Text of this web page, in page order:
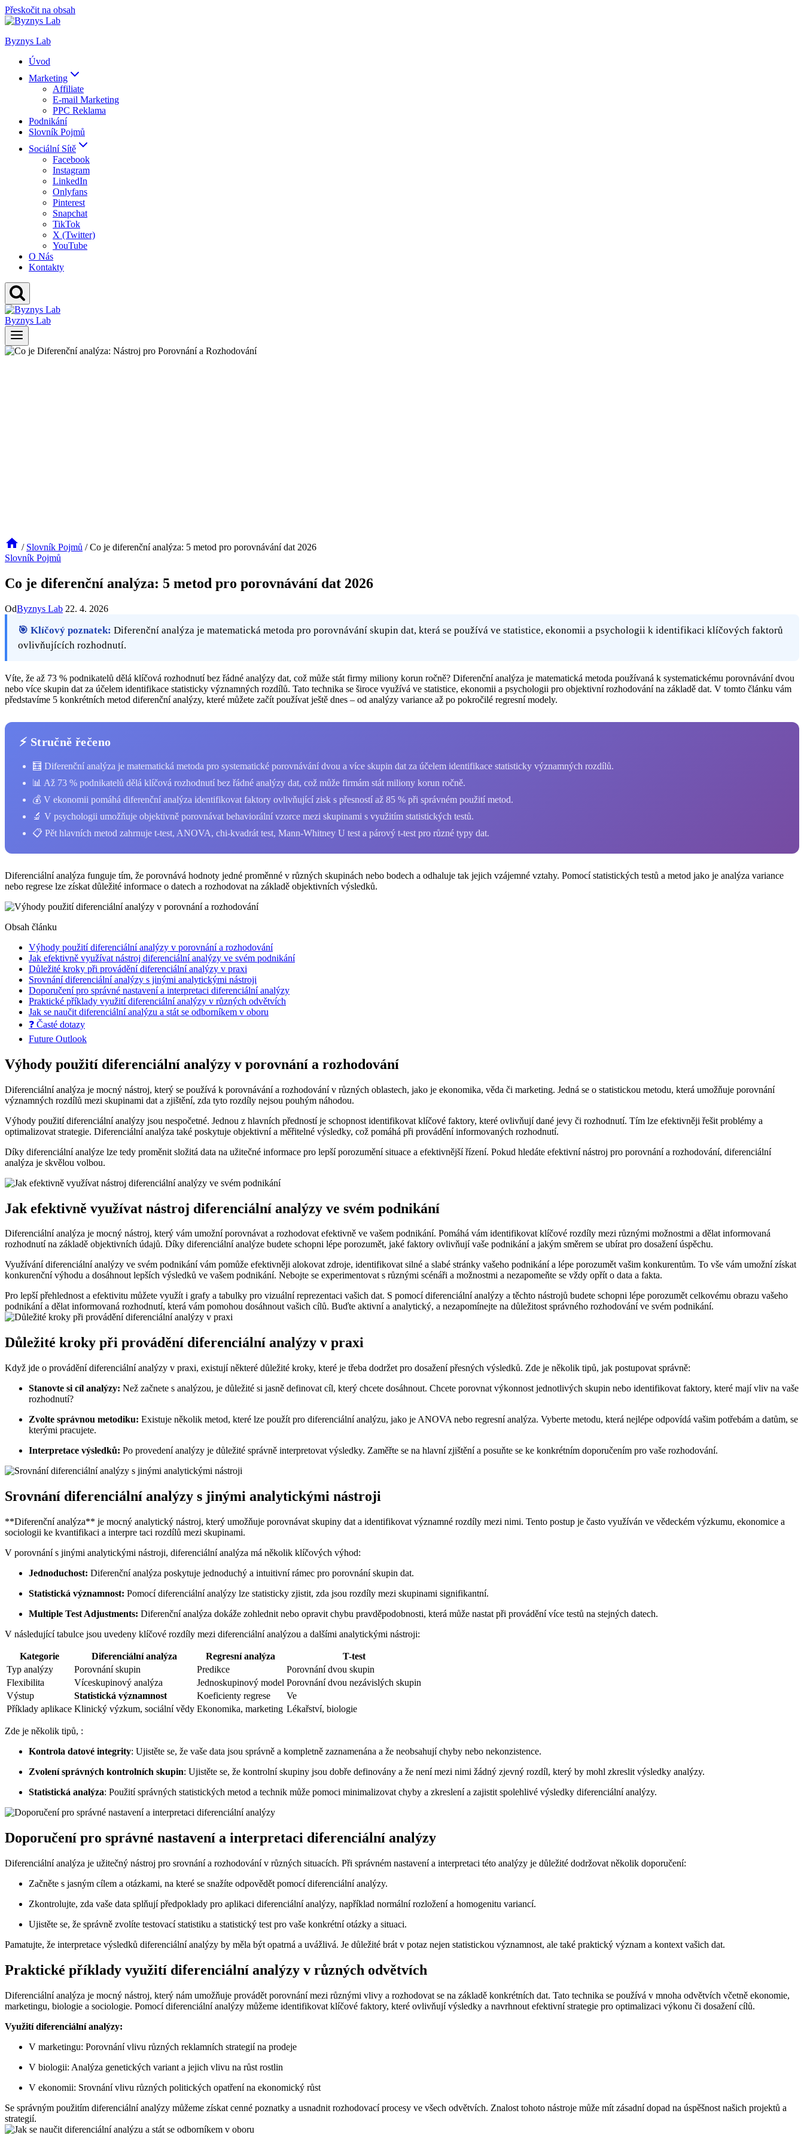
Přeskočit na obsah
Byznys Lab
Úvod
Marketing
Affiliate
E-mail Marketing
PPC Reklama
Podnikání
Slovník Pojmů
Sociální Sítě
Facebook
Instagram
LinkedIn
Onlyfans
Pinterest
Snapchat
TikTok
X (Twitter)
YouTube
O Nás
Kontakty
Byznys Lab
/ Slovník Pojmů / Co je diferenční analýza: 5 metod pro porovnávání dat 2026
Slovník Pojmů
Co je diferenční analýza: 5 metod pro porovnávání dat 2026
OdByznys Lab 22. 4. 2026
🎯 Klíčový poznatek: Diferenční analýza je matematická metoda pro porovnávání skupin dat, která se používá ve statistice, ekonomii a psychologii k identifikaci klíčových faktorů
ovlivňujících rozhodnutí.
Víte, že až 73 % podnikatelů dělá klíčová rozhodnutí bez řádné analýzy dat, což může stát firmy miliony korun ročně? Diferenční analýza je matematická metoda používaná k systematickému porovnávání dvou
nebo více skupin dat za účelem identifikace statisticky významných rozdílů. Tato technika se široce využívá ve statistice, ekonomii a psychologii pro objektivní rozhodování na základě dat. V tomto článku vám
představíme 5 konkrétních metod diferenční analýzy, které můžete začít používat ještě dnes – od analýzy variance až po pokročilé regresní modely.
⚡ Stručně řečeno
🧮 Diferenční analýza je matematická metoda pro systematické porovnávání dvou a více skupin dat za účelem identifikace statisticky významných rozdílů.
📊 Až 73 % podnikatelů dělá klíčová rozhodnutí bez řádné analýzy dat, což může firmám stát miliony korun ročně.
💰 V ekonomii pomáhá diferenční analýza identifikovat faktory ovlivňující zisk s přesností až 85 % při správném použití metod.
🔬 V psychologii umožňuje objektivně porovnávat behaviorální vzorce mezi skupinami s využitím statistických testů.
📋 Pět hlavních metod zahrnuje t-test, ANOVA, chi-kvadrát test, Mann-Whitney U test a párový t-test pro různé typy dat.
Diferenciální analýza funguje tím, že porovnává hodnoty jedné proměnné v různých skupinách nebo bodech a odhaluje tak jejich vzájemné vztahy. Pomocí statistických testů a metod jako je analýza variance
nebo regrese lze získat důležité informace o datech a rozhodovat na základě objektivních výsledků.
Obsah článku
Výhody použití diferenciální analýzy v porovnání a rozhodování
Jak efektivně využívat nástroj diferenciální analýzy ve svém podnikání
Důležité kroky při provádění diferenciální analýzy v praxi
Srovnání diferenciální analýzy s jinými analytickými nástroji
Doporučení pro správné nastavení a interpretaci diferenciální analýzy
Praktické příklady využití diferenciální analýzy v různých odvětvích
Jak se naučit diferenciální analýzu a stát se odborníkem v oboru
❓ Časté dotazy
Future Outlook
Výhody použití diferenciální analýzy v porovnání a rozhodování
Diferenciální analýza je mocný nástroj, který se používá k porovnávání a rozhodování v různých oblastech, jako je ekonomika, věda či marketing. Jedná se o statistickou metodu, která umožňuje porovnání
významných rozdílů mezi skupinami dat a zjištění, zda tyto rozdíly nejsou pouhým náhodou.
Výhody použití diferenciální analýzy jsou nespočetné. Jednou z hlavních předností je schopnost identifikovat klíčové faktory, které ovlivňují dané jevy či rozhodnutí. Tím lze efektivněji řešit problémy a
optimalizovat strategie. Diferenciální analýza také poskytuje objektivní a měřitelné výsledky, což pomáhá při provádění informovaných rozhodnutí.
Díky diferenciální analýze lze tedy proměnit složitá data na užitečné informace pro lepší porozumění situace a efektivnější řízení. Pokud hledáte efektivní nástroj pro porovnání a rozhodování, diferenciální
analýza je skvělou volbou.
Jak efektivně využívat nástroj diferenciální analýzy ve svém podnikání
Diferenciální analýza je mocný nástroj, který vám umožní porovnávat a rozhodovat efektivně ve vašem podnikání. Pomáhá vám identifikovat klíčové rozdíly mezi různými možnostmi a dělat informovaná
rozhodnutí na základě objektivních údajů. Díky diferenciální analýze budete schopni lépe porozumět, jaké faktory ovlivňují vaše podnikání a jakým směrem se ubírat pro dosažení úspěchu.
Využívání diferenciální analýzy ve svém podnikání vám pomůže efektivněji alokovat zdroje, identifikovat silné a slabé stránky vašeho podnikání a lépe porozumět vašim konkurentům. To vše vám umožní získat
konkurenční výhodu a dosáhnout lepších výsledků ve vašem podnikání. Nebojte se experimentovat s různými scénáři a možnostmi a nezapomeňte se vždy opřít o data a fakta.
Pro lepší přehlednost a efektivitu můžete využít i grafy a tabulky pro vizuální reprezentaci vašich dat. S pomocí diferenciální analýzy a těchto nástrojů budete schopni lépe porozumět celkovému obrazu vašeho
podnikání a dělat informovaná rozhodnutí, která vám pomohou dosáhnout vašich cílů. Buďte aktivní a analytický, a nezapomínejte na důležitost správného rozhodování ve svém podnikání.
Důležité kroky při provádění diferenciální analýzy v praxi
Když jde o provádění diferenciální analýzy v praxi, existují některé důležité kroky, které je třeba dodržet pro dosažení přesných výsledků. Zde je několik tipů, jak postupovat správně:
Stanovte si cíl analýzy: Než začnete s analýzou, je důležité si jasně definovat cíl, který chcete dosáhnout. Chcete porovnat výkonnost jednotlivých skupin nebo identifikovat faktory, které mají vliv na vaše
rozhodnutí?
Zvolte správnou metodiku: Existuje několik metod, které lze použít pro diferenciální analýzu, jako je ANOVA nebo regresní analýza. Vyberte metodu, která nejlépe odpovídá vašim potřebám a datům, se
kterými pracujete.
Interpretace výsledků: Po provedení analýzy je důležité správně interpretovat výsledky. Zaměřte se na hlavní zjištění a posuňte se ke konkrétním doporučením pro vaše rozhodování.
Srovnání diferenciální analýzy s jinými analytickými nástroji
**Diferenční analýza** je mocný analytický nástroj, který umožňuje porovnávat skupiny dat a identifikovat významné rozdíly mezi nimi. Tento postup je často využíván ve vědeckém výzkumu, ekonomice a
sociologii ke kvantifikaci a interpre taci rozdílů mezi skupinami.
V porovnání s jinými analytickými nástroji, diferenciální analýza má několik klíčových výhod:
Jednoduchost: Diferenční analýza poskytuje jednoduchý a intuitivní rámec pro porovnání skupin dat.
Statistická významnost: Pomocí diferenciální analýzy lze statisticky zjistit, zda jsou rozdíly mezi skupinami signifikantní.
Multiple Test Adjustments: Diferenční analýza dokáže zohlednit nebo opravit chybu pravděpodobnosti, která může nastat při provádění více testů na stejných datech.
V následující tabulce jsou uvedeny klíčové rozdíly mezi diferenciální analýzou a dalšími analytickými nástroji:
Kategorie Diferenciální analýza Regresní analýza
T-test
Typ analýzy
Porovnání skupin Predikce
Porovnání dvou skupin
Flexibilita
Víceskupinový analýza Jednoskupinový model Porovnání dvou nezávislých skupin
Výstup
Statistická významnost Koeficienty regrese
Ve
Příklady aplikace Klinický výzkum, sociální vědy Ekonomika, marketing Lékařství, biologie
Zde je několik tipů, :
Kontrola datové integrity: Ujistěte se, že vaše data jsou správně a kompletně zaznamenána a že neobsahují chyby nebo nekonzistence.
Zvolení správných kontrolních skupin: Ujistěte se, že kontrolní skupiny jsou dobře definovány a že není mezi nimi žádný zjevný rozdíl, který by mohl zkreslit výsledky analýzy.
Statistická analýza: Použití správných statistických metod a technik může pomoci minimalizovat chyby a zkreslení a zajistit spolehlivé výsledky diferenciální analýzy.
Doporučení pro správné nastavení a interpretaci diferenciální analýzy
Diferenciální analýza je užitečný nástroj pro srovnání a rozhodování v různých situacích. Při správném nastavení a interpretaci této analýzy je důležité dodržovat několik doporučení:
Začněte s jasným cílem a otázkami, na které se snažíte odpovědět pomocí diferenciální analýzy.
Zkontrolujte, zda vaše data splňují předpoklady pro aplikaci diferenciální analýzy, například normální rozložení a homogenitu variancí.
Ujistěte se, že správně zvolíte testovací statistiku a statistický test pro vaše konkrétní otázky a situaci.
Pamatujte, že interpretace výsledků diferenciální analýzy by měla být opatrná a uvážlivá. Je důležité brát v potaz nejen statistickou významnost, ale také praktický význam a kontext vašich dat.
Praktické příklady využití diferenciální analýzy v různých odvětvích
Diferenciální analýza je mocný nástroj, který nám umožňuje provádět porovnání mezi různými vlivy a rozhodovat se na základě konkrétních dat. Tato technika se používá v mnoha odvětvích včetně ekonomie,
marketingu, biologie a sociologie. Pomocí diferenciální analýzy můžeme identifikovat klíčové faktory, které ovlivňují výsledky a navrhnout efektivní strategie pro optimalizaci výkonu či dosažení cílů.
Využití diferenciální analýzy:
V marketingu: Porovnání vlivu různých reklamních strategií na prodeje
V biologii: Analýza genetických variant a jejich vlivu na růst rostlin
V ekonomii: Srovnání vlivu různých politických opatření na ekonomický růst
Se správným použitím diferenciální analýzy můžeme získat cenné poznatky a usnadnit rozhodovací procesy ve všech odvětvích. Znalost tohoto nástroje může mít zásadní dopad na úspěšnost našich projektů a
strategií.